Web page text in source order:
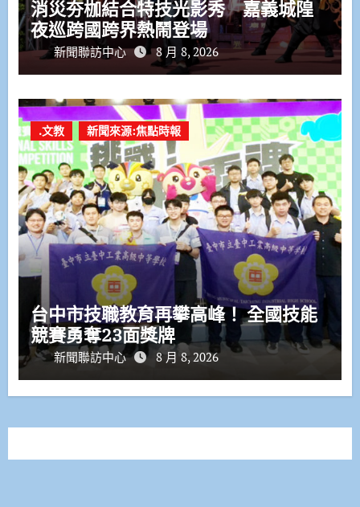
消災夯枷結合特技光影秀 嘉義城隍
夜巡跨國跨界熱鬧登場
新聞聯訪中心 8 月 8, 2026
.文教 新聞來源:焦點時報
台中市技職教育再攀高峰！ 全國技能
競賽勇奪23面獎牌
新聞聯訪中心 8 月 8, 2026